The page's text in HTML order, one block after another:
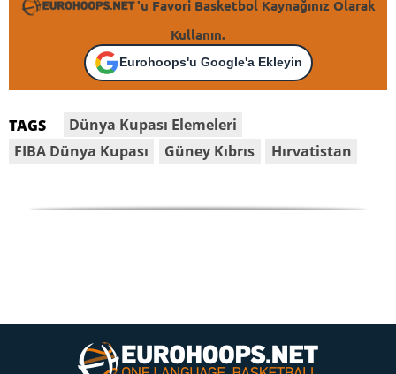
'u Favori Basketbol Kaynağınız Olarak
Kullanın.
Eurohoops'u Google'a Ekleyin
TAGS
Dünya Kupası Elemeleri
FIBA Dünya Kupası
Güney Kıbrıs Hırvatistan